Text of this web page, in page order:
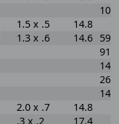
1.5 x .5
14.8
1.3 x .6 14.6
2.0 x .7
14.8
.3 x .2
17.4